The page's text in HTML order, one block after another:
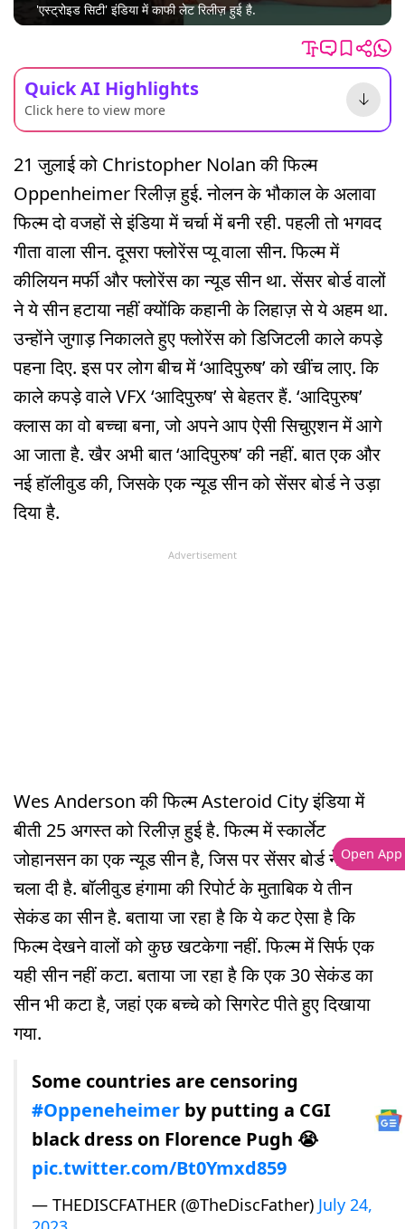
'एस्ट्रोइड सिटी' इंडिया में काफी लेट रिलीज़ हुई है.
Quick AI Highlights
Click here to view more
21 जुलाई को Christopher Nolan की फिल्म
Oppenheimer रिलीज़ हुई. नोलन के भौकाल के अलावा
फिल्म दो वजहों से इंडिया में चर्चा में बनी रही. पहली तो भगवद
गीता वाला सीन. दूसरा फ्लोरेंस प्यू वाला सीन. फिल्म में
कीलियन मर्फी और फ्लोरेंस का न्यूड सीन था. सेंसर बोर्ड वालों
ने ये सीन हटाया नहीं क्योंकि कहानी के लिहाज़ से ये अहम था.
उन्होंने जुगाड़ निकालते हुए फ्लोरेंस को डिजिटली काले कपड़े
पहना दिए. इस पर लोग बीच में ‘आदिपुरुष’ को खींच लाए. कि
काले कपड़े वाले VFX ‘आदिपुरुष’ से बेहतर हैं. ‘आदिपुरुष’
क्लास का वो बच्चा बना, जो अपने आप ऐसी सिचुएशन में आगे
आ जाता है. खैर अभी बात ‘आदिपुरुष’ की नहीं. बात एक और
नई हॉलीवुड की, जिसके एक न्यूड सीन को सेंसर बोर्ड ने उड़ा
दिया है.
Advertisement
Wes Anderson की फिल्म Asteroid City इंडिया में
बीती 25 अगस्त को रिलीज़ हुई है. फिल्म में स्कार्लेट
जोहानसन का एक न्यूड सीन है, जिस पर सेंसर बोर्ड ने कैंची
चला दी है. बॉलीवुड हंगामा की रिपोर्ट के मुताबिक ये तीन
सेकंड का सीन है. बताया जा रहा है कि ये कट ऐसा है कि
फिल्म देखने वालों को कुछ खटकेगा नहीं. फिल्म में सिर्फ एक
यही सीन नहीं कटा. बताया जा रहा है कि एक 30 सेकंड का
सीन भी कटा है, जहां एक बच्चे को सिगरेट पीते हुए दिखाया
गया.
Some countries are censoring
#Oppeneheimer by putting a CGI
black dress on Florence Pugh 😭
pic.twitter.com/Bt0Ymxd859
— THEDISCFATHER (@TheDiscFather) July 24,
Open App